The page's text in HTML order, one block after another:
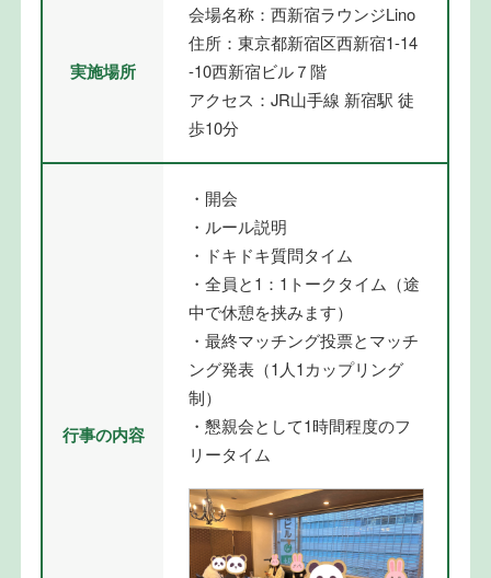
実施場所
会場名称：西新宿ラウンジLino
住所：東京都新宿区西新宿1-14
-10西新宿ビル７階
アクセス：JR山手線 新宿駅 徒
歩10分
行事の内容
・開会
・ルール説明
・ドキドキ質問タイム
・全員と1：1トークタイム（途
中で休憩を挟みます）
・最終マッチング投票とマッチ
ング発表（1人1カップリング
制）
・懇親会として1時間程度のフ
リータイム